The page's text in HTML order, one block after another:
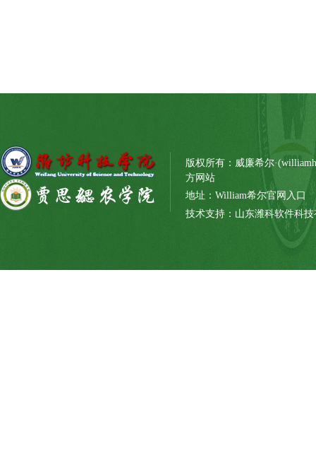
版权所有：威廉希尔
方网站
地址：William希尔官网入口
技术支持：山东潍科软件科